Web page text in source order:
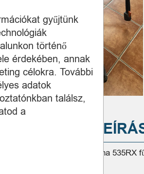
A TERMÉK
Eladó használt Husqvarna 535RX
gyűjtünk
történő
érdekében, annak
célokra. További
adatok
találsz,
a